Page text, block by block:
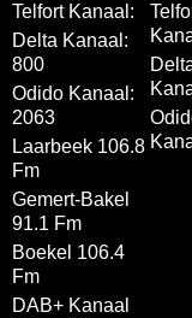
Telfort Kanaal:
Delta Kanaal:
800
Odido Kanaal:
2063
Laarbeek 106.8
Fm
Gemert-Bakel
91.1 Fm
Boekel 106.4
Fm
DAB+ Kanaal